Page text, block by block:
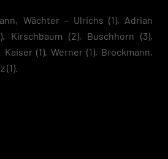
Wächter – Ulrichs (1), Adrian
Kirschbaum (2), Buschhorn (3),
Kaiser (1), Werner (1), Brockmann,
über alle verwendeten Cookies. Sie
Kategorien geben oder sich weitere
und so nur bestimmte Cookies
grundlegende Funktionen und sind für die